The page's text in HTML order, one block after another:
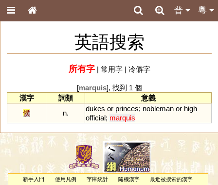
粵
普
英語搜索
所有字| 常用字| 冷僻字
[marquis], 找到 1 個
漢字
詞類
意義
侯
n.
dukes or princes; nobleman or high
official; marquis
新手入門 使用凡例 字庫統計 隨機漢字
最近被搜索的漢字